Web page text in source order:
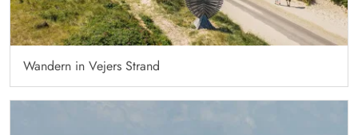
Wandern in Vejers Strand